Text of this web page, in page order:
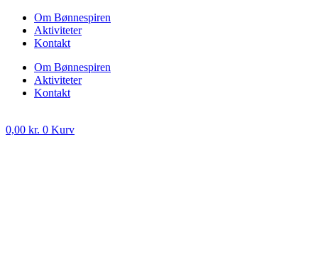
Om Bønnespiren
Aktiviteter
Kontakt
Om Bønnespiren
Aktiviteter
Kontakt
0,00 kr. 0 Kurv